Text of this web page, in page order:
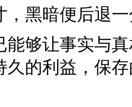
，黑暗便后退
能够让事实与
久的利益，保